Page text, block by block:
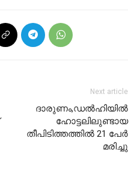
Next article
ദാരുണം,ഡല്‍ഹിയില്‍
ഹോട്ടലിലുണ്ടായ
തീപിടിത്തത്തില്‍ 21 പേര്‍
മരിച്ചു